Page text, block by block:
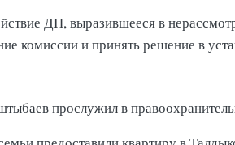
ДП, выразившееся в
комиссии и принять решение в
прослужил в